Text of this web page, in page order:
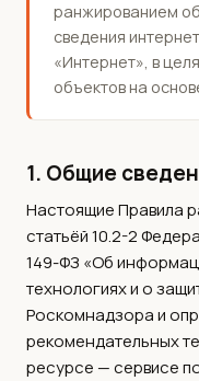
ранжированием
сведения
«Интернет», в
объектов на
1. Общие
Настоящие Правила
статьёй 10.2-2
149-ФЗ «Об
технологиях и о
Роскомнадзора и
рекомендательных
ресурсе — сервисе